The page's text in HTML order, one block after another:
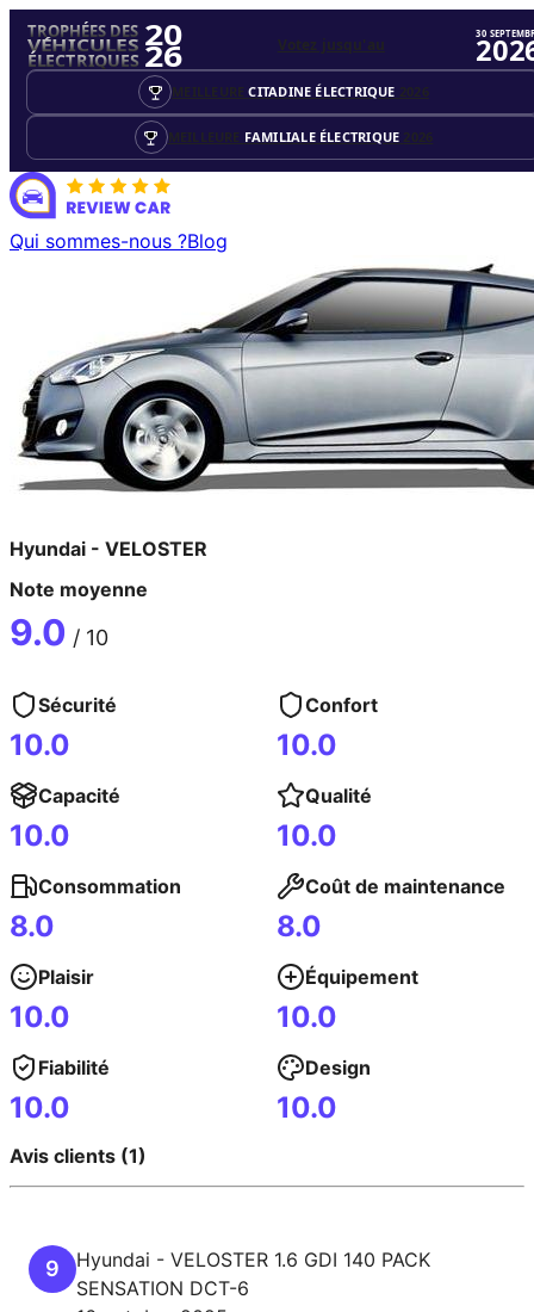
TROPHÉES DES
VÉHICULES
ÉLECTRIQUES
20
26
MEILLEURECITADINE ÉLECTRIQUE 2026
MEILLEURE FAMILIALE ÉLECTRIQUE 2026
Votez jusqu'au
30
Qui sommes-nous ?Blog
Hyundai - VELOSTER
Note moyenne
9.0 / 10
Sécurité
10.0
Confort
10.0
Capacité
10.0
Qualité
10.0
Consommation
8.0
Coût de maintenance
8.0
Plaisir
10.0
Équipement
10.0
Fiabilité
10.0
Design
10.0
Avis clients (1)
9 Hyundai - VELOSTER 1.6 GDI 140 PACK
SENSATION DCT-6